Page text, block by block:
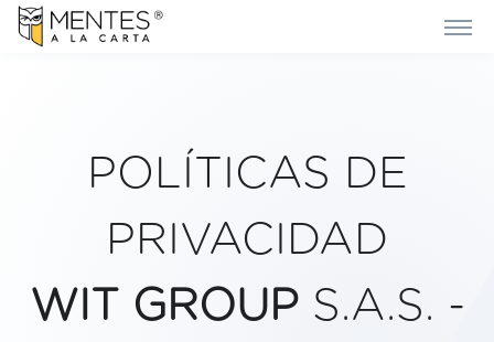
POLÍTICAS DE
PRIVACIDAD
WIT GROUPS.A.S. -